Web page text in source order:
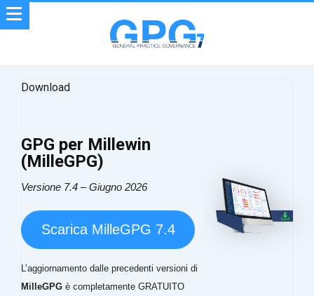
Download
GPG per Millewin
(MilleGPG)
Versione 7.4 – Giugno 2026
Scarica MilleGPG 7.4
L’aggiornamento dalle precedenti versioni di
MilleGPG è completamente GRATUITO